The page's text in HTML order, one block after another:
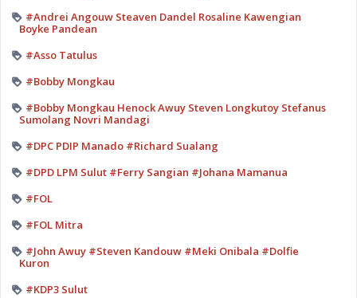
#Andrei Angouw Steaven Dandel Rosaline Kawengian
Boyke Pandean
#Asso Tatulus
#Bobby Mongkau
#Bobby Mongkau Henock Awuy Steven Longkutoy Stefanus
Sumolang Novri Mandagi
#DPC PDIP Manado #Richard Sualang
#DPD LPM Sulut #Ferry Sangian #Johana Mamanua
#FOL
#FOL Mitra
#John Awuy #Steven Kandouw #Meki Onibala #Dolfie
Kuron
#KDP3 Sulut